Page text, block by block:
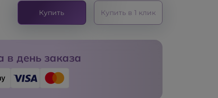
Купить Купить в 1 клик
в день заказа